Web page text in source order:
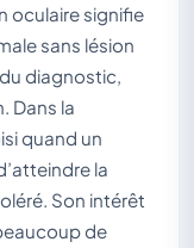
oculaire signifie
sans lésion
diagnostic,
Dans la
quand un
la
Son intérêt
de